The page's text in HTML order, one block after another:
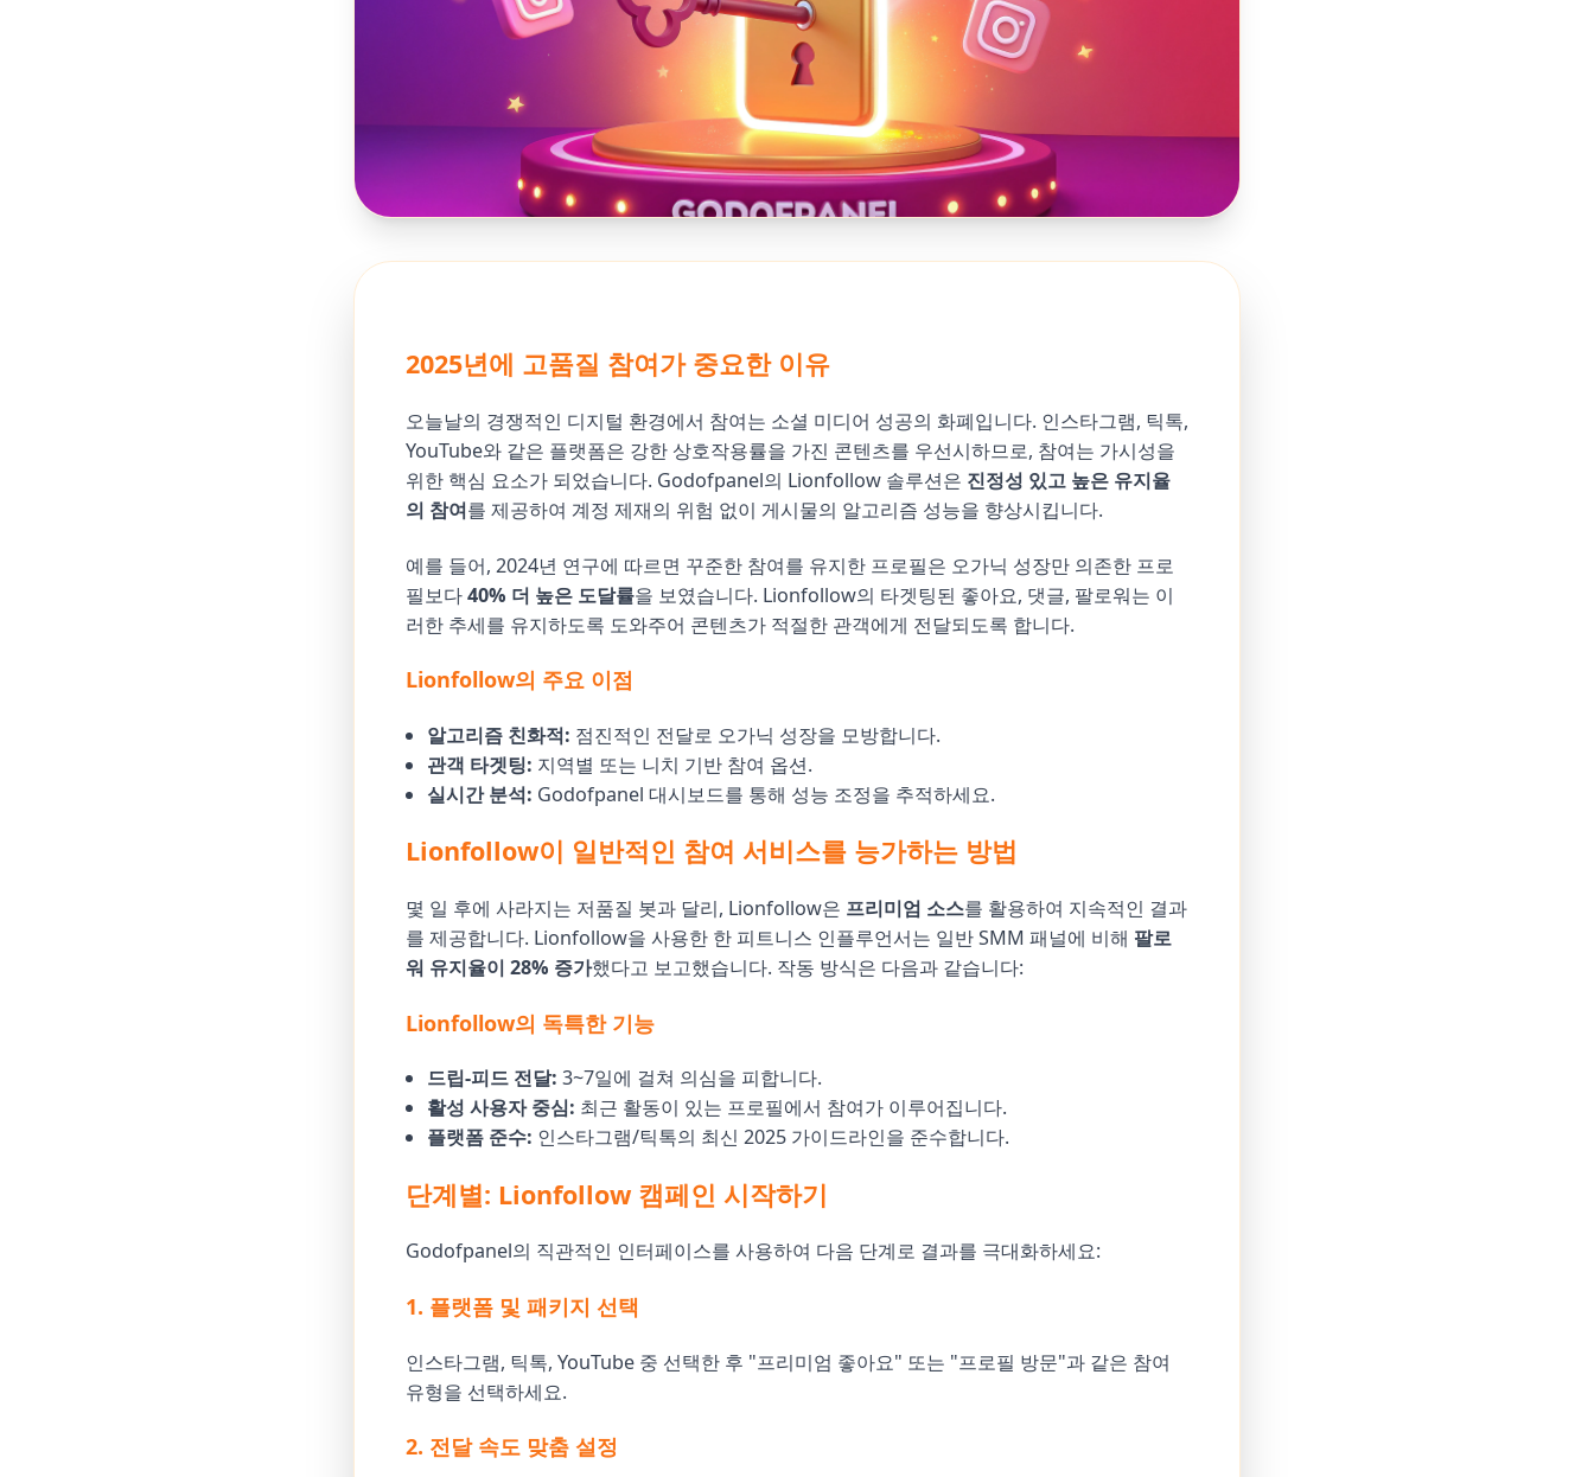
2025년에 고품질 참여가 중요한 이유
오늘날의 경쟁적인 디지털 환경에서 참여는 소셜 미디어 성공의 화폐입니다. 인스타그램, 틱톡,
YouTube와 같은 플랫폼은 강한 상호작용률을 가진 콘텐츠를 우선시하므로, 참여는 가시성을
위한 핵심 요소가 되었습니다. Godofpanel의 Lionfollow 솔루션은 진정성 있고 높은 유지율
의 참여를 제공하여 계정 제재의 위험 없이 게시물의 알고리즘 성능을 향상시킵니다.
예를 들어, 2024년 연구에 따르면 꾸준한 참여를 유지한 프로필은 오가닉 성장만 의존한 프로
필보다40% 더 높은 도달률을 보였습니다. Lionfollow의 타겟팅된 좋아요, 댓글, 팔로워는 이
러한 추세를 유지하도록 도와주어 콘텐츠가 적절한 관객에게 전달되도록 합니다.
Lionfollow의 주요 이점
알고리즘 친화적: 점진적인 전달로 오가닉 성장을 모방합니다.
관객 타겟팅: 지역별 또는 니치 기반 참여 옵션.
실시간 분석: Godofpanel 대시보드를 통해 성능 조정을 추적하세요.
Lionfollow이 일반적인 참여 서비스를 능가하는 방법
몇 일 후에 사라지는 저품질 봇과 달리, Lionfollow은 프리미엄 소스를 활용하여 지속적인 결과
를 제공합니다. Lionfollow을 사용한 한 피트니스 인플루언서는 일반 SMM 패널에 비해 팔로
워 유지율이 28% 증가했다고 보고했습니다. 작동 방식은 다음과 같습니다:
Lionfollow의 독특한 기능
드립-피드 전달: 3~7일에 걸쳐 의심을 피합니다.
활성 사용자 중심: 최근 활동이 있는 프로필에서 참여가 이루어집니다.
플랫폼 준수: 인스타그램/틱톡의 최신 2025 가이드라인을 준수합니다.
단계별: Lionfollow 캠페인 시작하기
Godofpanel의 직관적인 인터페이스를 사용하여 다음 단계로 결과를 극대화하세요:
1. 플랫폼 및 패키지 선택
인스타그램, 틱톡, YouTube 중 선택한 후 "프리미엄 좋아요" 또는 "프로필 방문"과 같은 참여
유형을 선택하세요.
2. 전달 속도 맞춤 설정